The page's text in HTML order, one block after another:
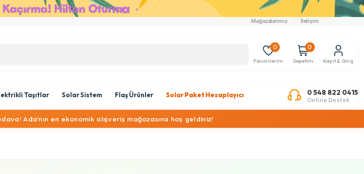
Mağazalarımız İletişim
0
Favorilerim
0
Sepetim Kayıt & Giriş
Taşıtlar Solar Sistem Flaş Ürünler Solar Paket Hesaplayıcı 0 548 822 0415
Online Destek
Ada'nın en ekonomik alışveriş mağazasına hoş geldiniz!